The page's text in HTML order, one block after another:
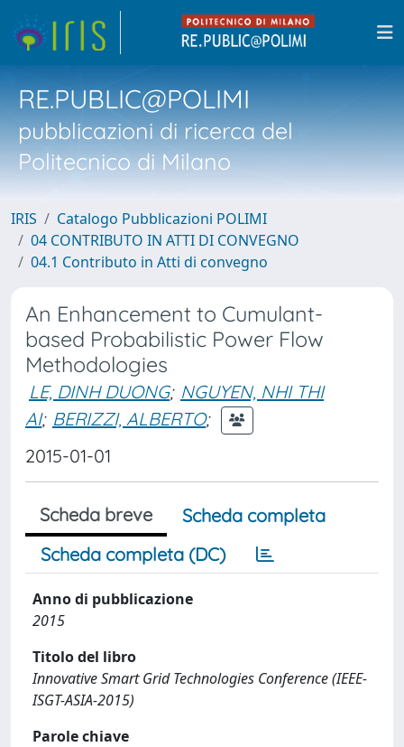
RE.PUBLIC@POLIMI
pubblicazioni di ricerca del
Politecnico di Milano
IRIS
Catalogo Pubblicazioni POLIMI
04 CONTRIBUTO IN ATTI DI CONVEGNO
04.1 Contributo in Atti di convegno
An Enhancement to Cumulant-
based Probabilistic Power Flow
Methodologies
LE, DINH DUONG; NGUYEN, NHI THI
AI; BERIZZI, ALBERTO;
2015-01-01
Scheda breve
Scheda completa
Scheda completa (DC)
Anno di pubblicazione
2015
Titolo del libro
Innovative Smart Grid Technologies Conference (IEEE-
ISGT-ASIA-2015)
Parole chiave